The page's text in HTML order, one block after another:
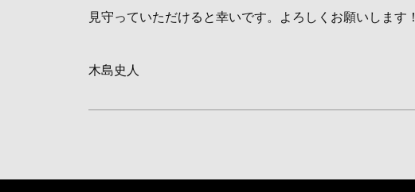
見守っていただけると幸いです。よろしくお願いします！
木島史人